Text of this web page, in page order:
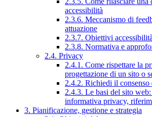
accessibilità
2.3.6. Meccanismo di
attuazione
2.3.7. Obiettivi accessibilità
2.3.8. Normativa e
2.4. Privacy
2.4.1. Come rispettare la
progettazione di un sito o
2.4.2. Richiedi il consenso
2.4.3. Le basi del sito
informativa privacy,
3. Pianificazione, gestione e strategia